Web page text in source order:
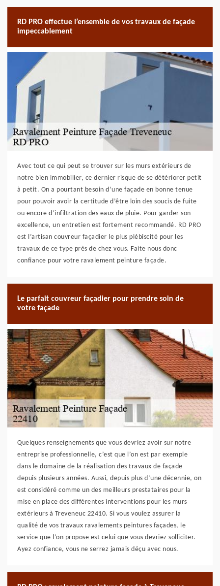
RD PRO effectue l’ensemble de vos travaux de façade
impeccablement
Avec tout ce qui peut se trouver sur les murs extérieurs de
notre bien immobilier, ce dernier risque de se détériorer petit
à petit. On a pourtant besoin d’une façade en bonne tenue
pour pouvoir avoir la certitude d’être loin des soucis de fuite
ou encore d’infiltration des eaux de pluie. Pour garder son
excellence, un entretien est fortement recommandé. RD PRO
est l’artisan couvreur façadier le plus plébiscité pour les
travaux de ce type près de chez vous. Faite nous donc
confiance pour votre ravalement peinture façade.
Le parfait couvreur façadier pour prendre soin de
votre façade
Quelques renseignements que vous devriez avoir sur notre
entreprise professionnelle, c’est que l’on est par exemple
dans le domaine de la réalisation des travaux de façade
depuis plusieurs années. Aussi, depuis plus d’une décennie, on
est considéré comme un des meilleurs prestataires pour la
mise en place des différentes interventions pour les murs
extérieurs à Treveneuc 22410. Si vous voulez assurer la
qualité de vos travaux ravalements peintures façades, le
service que l’on propose est celui que vous devriez solliciter.
Ayez confiance, vous ne serrez jamais déçu avec nous.